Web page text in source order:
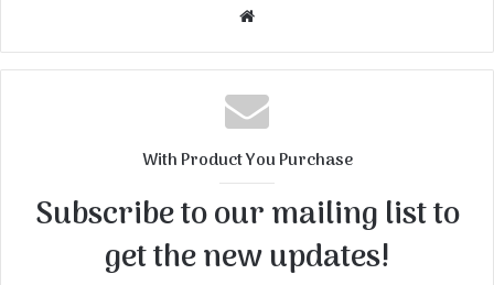
b
s
i
With Product You Purchase
Subscribe to our mailing list to
get the new updates!